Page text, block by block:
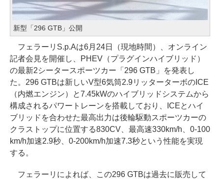
新型「296 GTB」公開
フェラーリS.p.Aは6月24日（現地時間）、オンライン
記者会見を開催し、PHEV（プラグインハイブリッド）
の最新2シータースポーツカー「296 GTB」を発表し
た。296 GTBは新しいV型6気筒2.9リッターターボのICE
（内燃エンジン）と7.45kWのハイブリッドシステムから
構成されるパワートレーンを搭載しており、ICEとハイ
ブリッドを合わせた最高出力は後輪駆動スポーツカーの
クラストップに位置する830CV、最高速330km/h、0-100
km/h加速2.9秒、0-200km/h加速7.3秒という性能を実現
する。
フェラーリによれば、この296 GTBは過去に販売して